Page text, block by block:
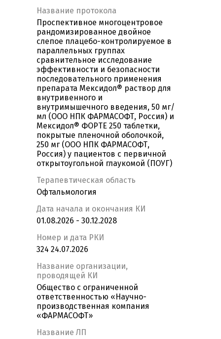
Название протокола
Проспективное многоцентровое
рандомизированное двойное
слепое плацебо-контролируемое в
параллельных группах
сравнительное исследование
эффективности и безопасности
последовательного применения
препарата Мексидол® раствор для
внутривенного и
внутримышечного введения, 50 мг/
мл (ООО НПК ФАРМАСОФТ, Россия) и
Мексидол® ФОРТЕ 250 таблетки,
покрытые пленочной оболочкой,
250 мг (ООО НПК ФАРМАСОФТ,
Россия) у пациентов с первичной
открытоугольной глаукомой (ПОУГ)
Терапевтическая область
Офтальмология
Дата начала и окончания КИ
01.08.2026 - 30.12.2028
Номер и дата РКИ
324 24.07.2026
Название организации,
проводящей КИ
Общество с ограниченной
ответственностью «Научно-
производственная компания
«ФАРМАСОФТ»
Название ЛП